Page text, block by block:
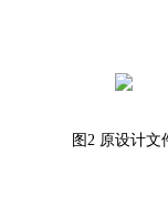
图2 原设计文